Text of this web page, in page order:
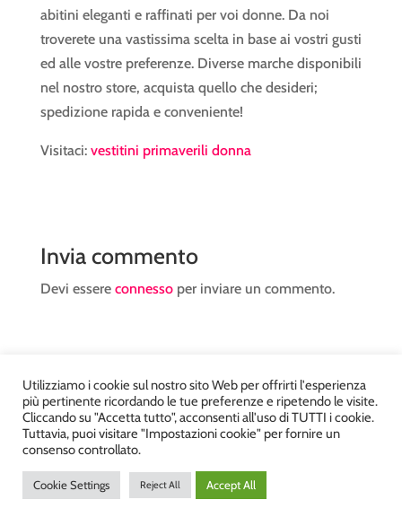
abitini eleganti e raffinati per voi donne. Da noi
troverete una vastissima scelta in base ai vostri gusti
ed alle vostre preferenze. Diverse marche disponibili
nel nostro store, acquista quello che desideri;
spedizione rapida e conveniente!
Visitaci: vestitini primaverili donna
Invia commento
Devi essere connessoper inviare un commento.
Atelier Kyriad da Mary – via Carducci, 12 – Chiavenna –
Sondrio P.Iva 00812910149 – Tel. 0343 36560 – Sito
Utilizziamo i cookie sul nostro sito Web per offrirti l'esperienza
più pertinente ricordando le tue preferenze e ripetendo le visite.
Cliccando su "Accetta tutto", acconsenti all'uso di TUTTI i cookie.
Tuttavia, puoi visitare "Impostazioni cookie" per fornire un
consenso controllato.
Cookie Settings Reject All Accept All